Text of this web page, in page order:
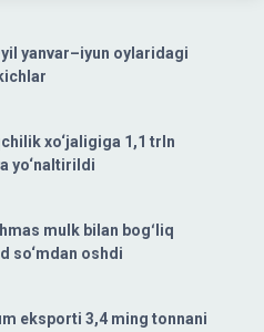
yil yanvar–iyun oylaridagi
xo‘jaligiga 1,1 trln
yo‘naltirildi
mulk bilan bogʻliq
so‘mdan oshdi
eksporti 3,4 ming tonnani